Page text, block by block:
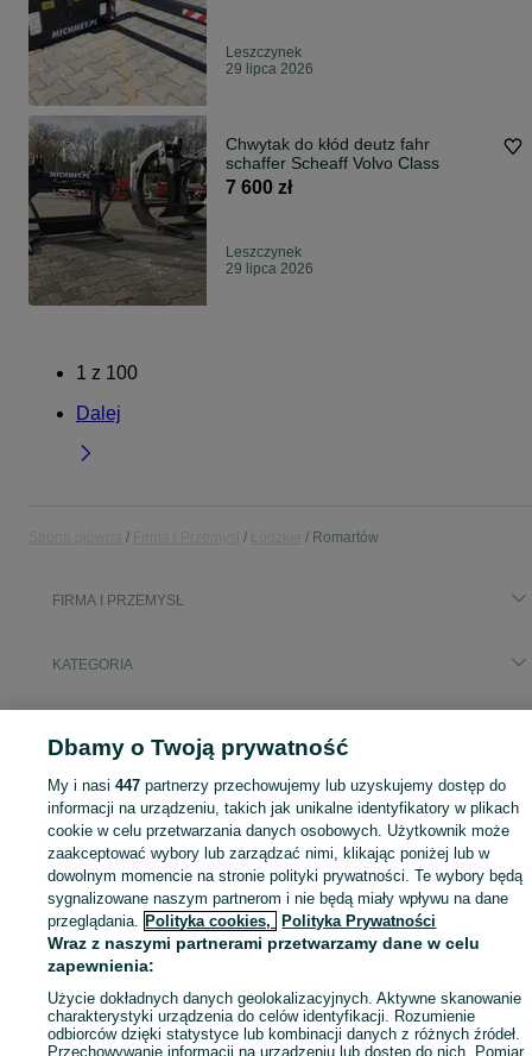
Leszczynek
29 lipca 2026
Chwytak do kłód deutz fahr
schaffer Scheaff Volvo Class
7 600 zł
Leszczynek
29 lipca 2026
1 z 100
Dalej
Romartów
FIRMA I PRZEMYSŁ
KATEGORIA
Mapa kategorii
Mapa miejscowości
Mapa ministron
Popularne wyszukiwania
Dbamy o Twoją prywatność
My i nasi447 partnerzy przechowujemy lub uzyskujemy dostęp do
informacji na urządzeniu, takich jak unikalne identyfikatory w plikach
cookie w celu przetwarzania danych osobowych. Użytkownik może
zaakceptować wybory lub zarządzać nimi, klikając poniżej lub w
dowolnym momencie na stronie polityki prywatności. Te wybory będą
sygnalizowane naszym partnerom i nie będą miały wpływu na dane
przeglądania. Polityka cookies, Polityka Prywatności
Wraz z naszymi partnerami przetwarzamy dane w celu
zapewnienia:
Użycie dokładnych danych geolokalizacyjnych. Aktywne skanowanie
charakterystyki urządzenia do celów identyfikacji. Rozumienie
odbiorców dzięki statystyce lub kombinacji danych z różnych źródeł.
Przechowywanie informacji na urządzeniu lub dostęp do nich. Pomiar